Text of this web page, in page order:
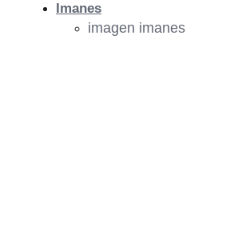
Imanes
imagen imanes